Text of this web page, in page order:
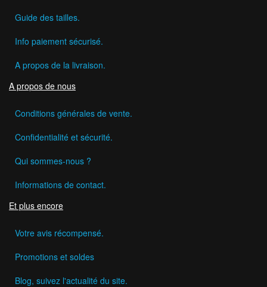
Guide des tailles.
Info paiement sécurisé.
A propos de la livraison.
A propos de nous
Conditions générales de vente.
Confidentialité et sécurité.
Qui sommes-nous ?
Informations de contact.
Et plus encore
Votre avis récompensé.
Promotions et soldes
Blog, suivez l'actualité du site.